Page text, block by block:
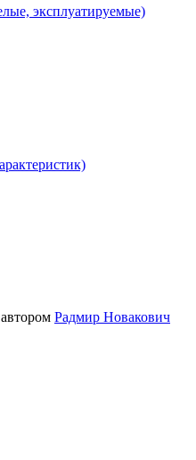
эксплуатируемые)
автором Радмир Новакович